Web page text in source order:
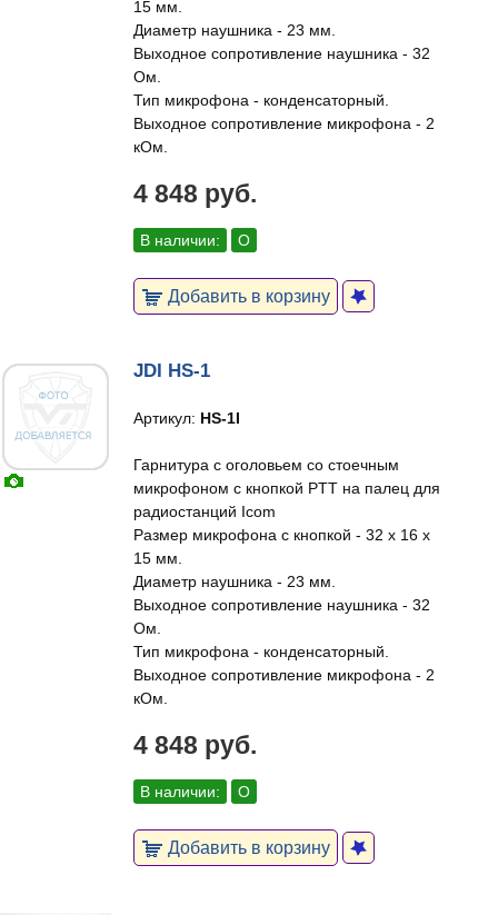
15 мм.
Диаметр наушника - 23 мм.
Выходное сопротивление наушника - 32
Ом.
Тип микрофона - конденсаторный.
Выходное сопротивление микрофона - 2
кОм.
4 848 руб.
В наличии: О
Добавить в корзину
JDI HS-1
Артикул: HS-1I
Гарнитура с оголовьем со стоечным
микрофоном с кнопкой PTT на палец для
радиостанций Icom
Размер микрофона с кнопкой - 32 х 16 х
15 мм.
Диаметр наушника - 23 мм.
Выходное сопротивление наушника - 32
Ом.
Тип микрофона - конденсаторный.
Выходное сопротивление микрофона - 2
кОм.
4 848 руб.
В наличии: О
Добавить в корзину